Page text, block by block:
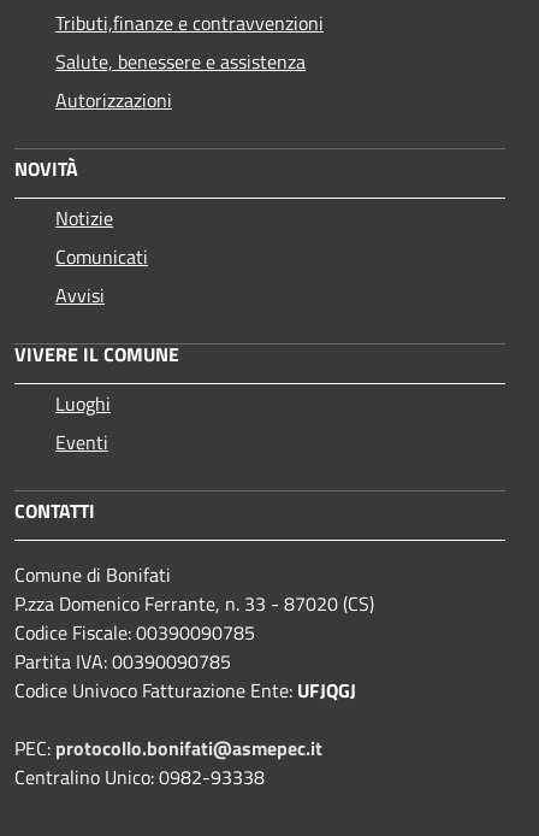
Tributi,finanze e contravvenzioni
Salute, benessere e assistenza
Autorizzazioni
NOVITÀ
Notizie
Comunicati
Avvisi
VIVERE IL COMUNE
Luoghi
Eventi
CONTATTI
Comune di Bonifati
P.zza Domenico Ferrante, n. 33 - 87020 (CS)
Codice Fiscale: 00390090785
Partita IVA: 00390090785
Codice Univoco Fatturazione Ente: UFJQGJ
PEC: protocollo.bonifati@asmepec.it
Centralino Unico: 0982-93338